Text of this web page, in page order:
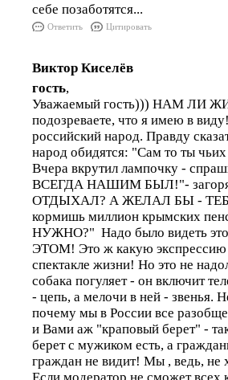
себе позаботятся...
Ответить Цитировать
Виктор Киселёв
гость,
Уважаемый гость))) НАМ ЛИ
подозреваете, что я имею в
российский народ. Правду
народ обидятся: "Сам то ты
Вчера вкрутил лампочку -
ВСЕГДА НАШИМ БЫЛ!"-
ОТДЫХАЛ? А ЖЕЛАЛ БЫ -
кормишь миллион крымских
НУЖНО?" Надо было видеть
ЭТОМ! Это ж какую экспрессию
спектакле жизни! Но это не
собака погуляет - он включит
- цепь, а мелочи в ней - звенья.
почему мы в России все
и Вами аж "краповый берет" -
берет с мужиком есть, а
граждан не видит! Мы , ведь, не